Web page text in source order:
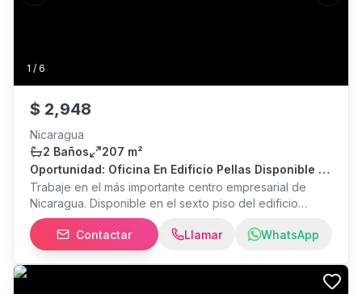
1 / 6
$ 2,948
Nicaragua
2 Baños
207 m²
Oportunidad: Oficina En Edificio Pellas Disponible -
Rde
Trabaje en el más importante centro empresarial de
Nicaragua. Disponible en el sexto piso del edificio
Centro Pellas, se renta oficina: Precio $ 14.25 + IVA por
m2 más cuota de mantenimiento. Tamaño: Área útil: 152.8
m2. Área rentable: 206.922 m2. Esto incluye áreas
comunes que corresponden al local, calculadas con el
método internacional BOMA para edificios comerciales.
Contactar Llamar WhatsApp